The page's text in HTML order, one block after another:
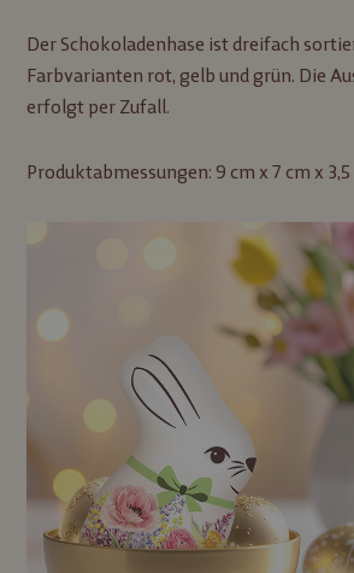
Der Schokoladenhase ist dreifach
Farbvarianten rot, gelb und grün. Die
erfolgt per Zufall.
Produktabmessungen: 9 cm x 7 cm x 3,5